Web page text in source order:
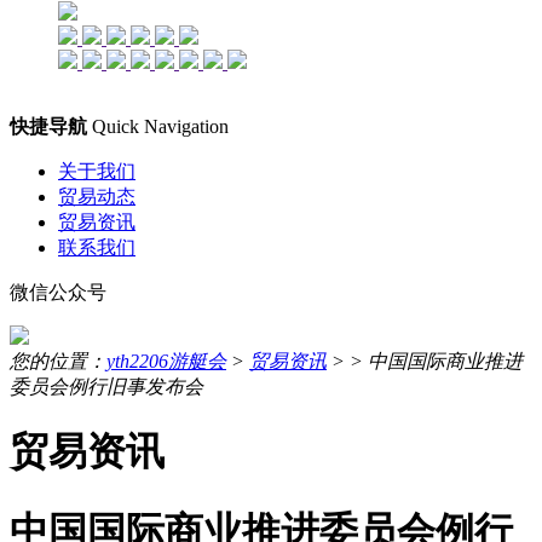
快捷导航 Quick Navigation
关于我们
贸易动态
贸易资讯
联系我们
微信公众号
您的位置： yth2206游艇会> 贸易资讯 > > 中国国际商业推进
委员会例行旧事发布会
贸易资讯
中国国际商业推进委员会例行